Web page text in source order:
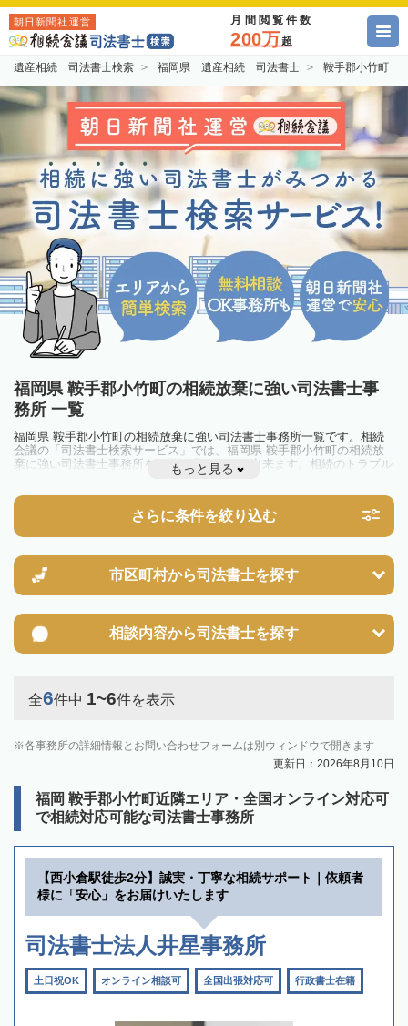
朝日新聞社運営 月間閲覧件数
200万超
遺産相続 司法書士検索 福岡県 遺産相続 司法書士 鞍手郡小竹町
福岡県 鞍手郡小竹町の相続放棄に強い司法書士事
務所 一覧
福岡県 鞍手郡小竹町の相続放棄に強い司法書士事務所一覧です。相続
会議の「司法書士検索サービス」では、福岡県 鞍手郡小竹町の相続放
棄に強い司法書士事務所を一覧で見ることが出来ます。相続のトラブル
やお悩みを抱えている方は一度近隣の司法書士に相談してみましょう。
もっと見る
さらに条件を絞り込む
市区町村から司法書士を探す
相談内容から司法書士を探す
全6件中 1~6件を表示
各事務所の詳細情報とお問い合わせフォームは別ウィンドウで開きます
更新日：2026年8月10日
福岡 鞍手郡小竹町近隣エリア・全国オンライン対応可
で相続対応可能な司法書士事務所
【西小倉駅徒歩2分】誠実・丁寧な相続サポート｜依頼者
様に「安心」をお届けいたします
司法書士法人井星事務所
土日祝OK オンライン相談可 全国出張対応可 行政書士在籍